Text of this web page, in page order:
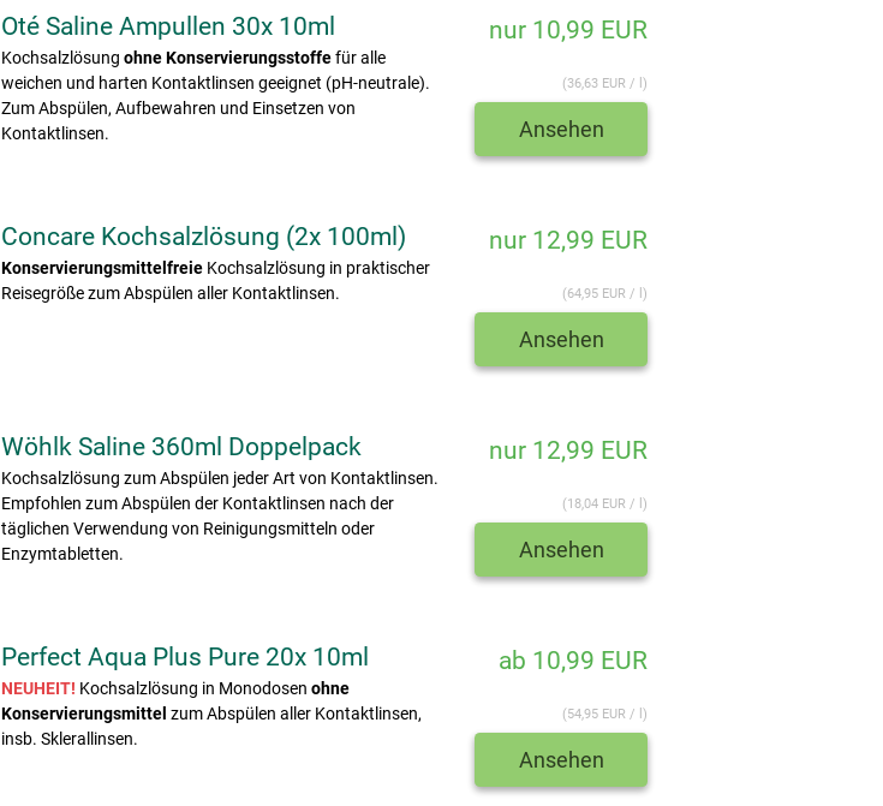
Oté Saline Ampullen 30x 10ml
Kochsalzlösungohne Konservierungsstoffefür alle
weichen und harten Kontaktlinsen geeignet (pH-neutrale).
Zum Abspülen, Aufbewahren und Einsetzen von
Kontaktlinsen.
nur 10,99 EUR
(36,63 EUR / l)
Ansehen
Concare Kochsalzlösung (2x 100ml)
Konservierungsmittelfreie Kochsalzlösung in praktischer
Reisegröße zum Abspülen aller Kontaktlinsen.
nur 12,99 EUR
(64,95 EUR / l)
Ansehen
Wöhlk Saline 360ml Doppelpack
Kochsalzlösung zum Abspülen jeder Art von Kontaktlinsen.
Empfohlen zum Abspülen der Kontaktlinsen nach der
täglichen Verwendung von Reinigungsmitteln oder
Enzymtabletten.
nur 12,99 EUR
(18,04 EUR / l)
Ansehen
Perfect Aqua Plus Pure 20x 10ml
NEUHEIT! Kochsalzlösung in Monodosenohne
Konservierungsmittel zum Abspülen aller Kontaktlinsen,
insb. Sklerallinsen.
ab 10,99 EUR
(54,95 EUR / l)
Ansehen